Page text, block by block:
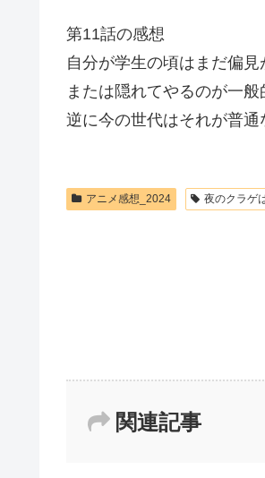
第11話の感想
自分が学生の頃はまだ偏
または隠れてやるのが一
逆に今の世代はそれが普通
アニメ感想_2024 夜のクラゲ
関連記事